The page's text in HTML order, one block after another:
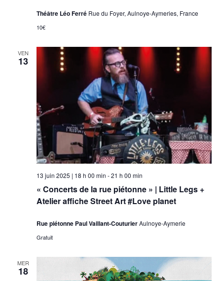
Théâtre Léo Ferré Rue du Foyer, Aulnoye-Aymeries, France
10€
VEN
13
« Concerts de la rue piétonne » | Little Legs +
Atelier affiche Street Art #Love planet
13 juin 2025 | 18 h 00 min -21 h 00 min
Rue piétonne Paul Vaillant-CouturierAulnoye-Aymerie
Gratuit
MER
18